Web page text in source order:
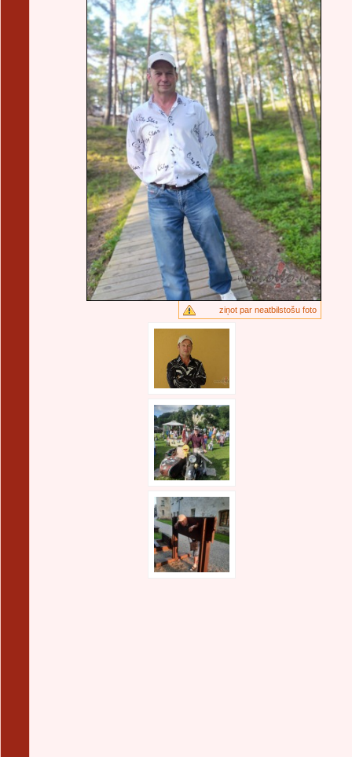
ziņot par neatbilstošu foto